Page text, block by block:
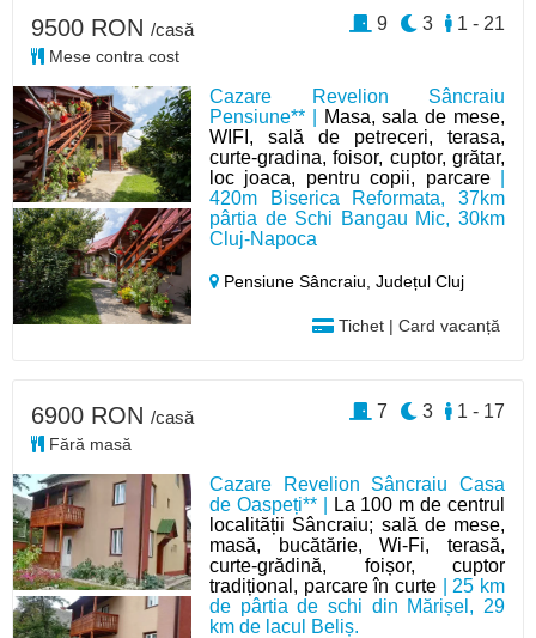
Cazare Revelion Sâncraiu
Pensiune** |
Masa, sala de mese,
WIFI, sală de petreceri, terasa,
curte-gradina, foisor, cuptor, grătar,
loc joaca, pentru copii, parcare|
420m Biserica Reformata, 37km
pârtia de Schi Bangau Mic, 30km
Cluj-Napoca
Pensiune Sâncraiu,Județul Cluj
Tichet | Card vacanță
9500 RON /casă
Mese contra cost
1 - 21
3
9
Cazare Revelion Sâncraiu Casa
de Oaspeți** |
La 100 m de centrul
localității Sâncraiu; sală de mese,
masă, bucătărie, Wi-Fi, terasă,
curte-grădină, foișor, cuptor
tradițional, parcare în curte | 25 km
de pârtia de schi din Mărișel, 29
km de lacul Beliș.
6900 RON /casă
Fără masă
1 - 17
3
7